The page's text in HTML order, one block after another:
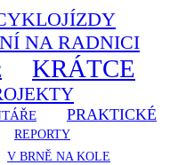
NA RADNICI
KRÁTCE
PRAKTICKÉ
REPORTY
V BRNĚ NA KOLE